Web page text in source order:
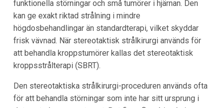
funktionella störningar och små tumörer i hjärnan. Den
kan ge exakt riktad strålning i mindre
högdosbehandlingar än standardterapi, vilket skyddar
frisk vävnad. När stereotaktisk strålkirurgi används för
att behandla kroppstumörer kallas det stereotaktisk
kroppsstrålterapi (SBRT).
Den stereotaktiska strålkirurgi-proceduren används ofta
för att behandla störningar som inte har sitt ursprung i